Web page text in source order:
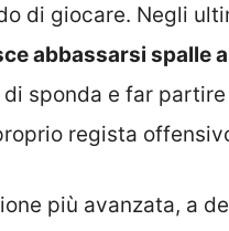
di giocare. Negli
abbassarsi spalle
sponda e far partire
regista
più avanzata, a